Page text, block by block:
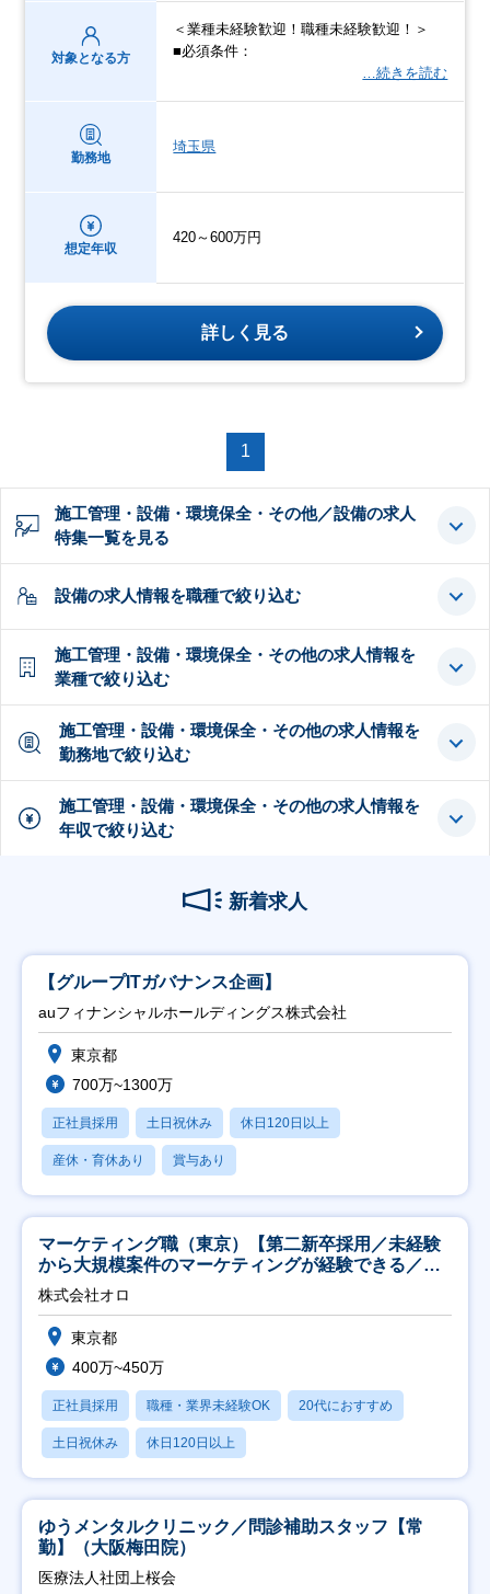
対象となる方
＜業種未経験歓迎！職種未経験歓迎！＞
■必須条件：
…続きを読む
勤務地
埼玉県
想定年収
420～600万円
詳しく見る
1
施工管理・設備・環境保全・その他／設備の求人
特集一覧を見る
設備の求人情報を職種で絞り込む
施工管理・設備・環境保全・その他の求人情報を
業種で絞り込む
施工管理・設備・環境保全・その他の求人情報を
勤務地で絞り込む
施工管理・設備・環境保全・その他の求人情報を
年収で絞り込む
新着求人
【グループITガバナンス企画】
auフィナンシャルホールディングス株式会社
東京都
700万~1300万
正社員採用 土日祝休み 休日120日以上
産休・育休あり 賞与あり
マーケティング職（東京）【第二新卒採用／未経験
から大規模案件のマーケティングが経験できる／研
修充実】
株式会社オロ
東京都
400万~450万
正社員採用 職種・業界未経験OK 20代におすすめ
土日祝休み 休日120日以上
ゆうメンタルクリニック／問診補助スタッフ【常
勤】（大阪梅田院）
医療法人社団上桜会